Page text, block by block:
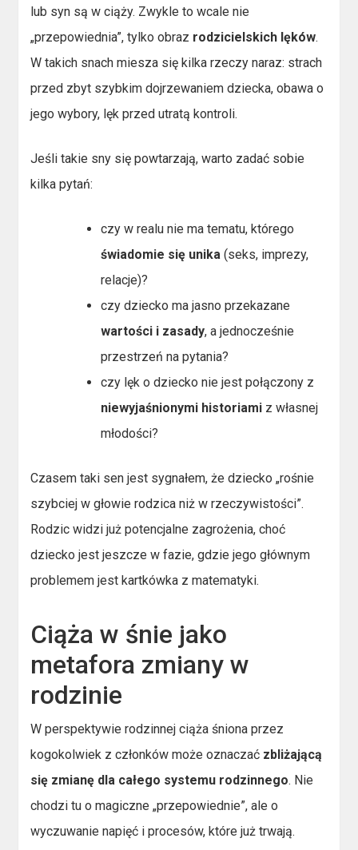
lub syn są w ciąży. Zwykle to wcale nie
„przepowiednia”, tylko obraz rodzicielskich lęków.
W takich snach miesza się kilka rzeczy naraz: strach
przed zbyt szybkim dojrzewaniem dziecka, obawa o
jego wybory, lęk przed utratą kontroli.
Jeśli takie sny się powtarzają, warto zadać sobie
kilka pytań:
czy w realu nie ma tematu, którego
świadomie się unika (seks, imprezy,
relacje)?
czy dziecko ma jasno przekazane
wartości i zasady, a jednocześnie
przestrzeń na pytania?
czy lęk o dziecko nie jest połączony z
niewyjaśnionymi historiami z własnej
młodości?
Czasem taki sen jest sygnałem, że dziecko „rośnie
szybciej w głowie rodzica niż w rzeczywistości”.
Rodzic widzi już potencjalne zagrożenia, choć
dziecko jest jeszcze w fazie, gdzie jego głównym
problemem jest kartkówka z matematyki.
Ciąża w śnie jako
metafora zmiany w
rodzinie
W perspektywie rodzinnej ciąża śniona przez
kogokolwiek z członków może oznaczać zbliżającą
się zmianę dla całego systemu rodzinnego. Nie
chodzi tu o magiczne „przepowiednie”, ale o
wyczuwanie napięć i procesów, które już trwają.